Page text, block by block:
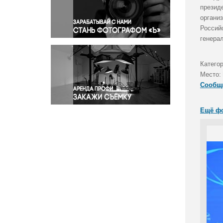
Правосудие
Происшествия и конфликты
Религия
Светская жизнь
Спорт
Экология
Экономика и бизнес
Место:
Ещё